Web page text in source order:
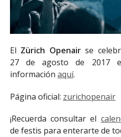
El Zürich Openairse
27 de agosto de 2017
información aquí.
Página oficial: zurichopenair
¡Recuerda consultar el
de festis para enterarte de